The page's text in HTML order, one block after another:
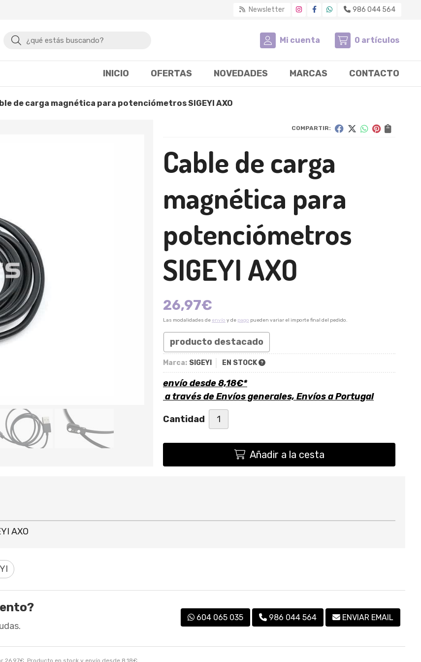
Newsletter 986 044 564
Buscar Mi cuenta 0 artículos
INICIO OFERTAS NOVEDADES MARCAS CONTACTO
de carga magnética para potenciómetros SIGEYI AXO
COMPARTIR:
Cable de carga
magnética para
potenciómetros
SIGEYI AXO
26,97€
Las modalidades de envío y de pago pueden variar el importe final del pedido.
producto destacado
Marca: SIGEYI EN STOCK
envío desde8,18€*
a través deEnvíos generales, Envíos a Portugal
Cantidad
Añadir a la cesta
26,97€ . Producto en stock y envío desde 8,18€
AXO
604 065 035 986 044 564 ENVIAR EMAIL